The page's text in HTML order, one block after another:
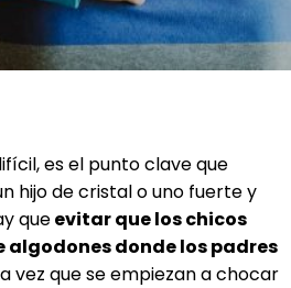
es el punto clave que
hijo de cristal o uno fuerte y
queevitar que los chicos
algodones donde los padres
vez que se empiezan a chocar